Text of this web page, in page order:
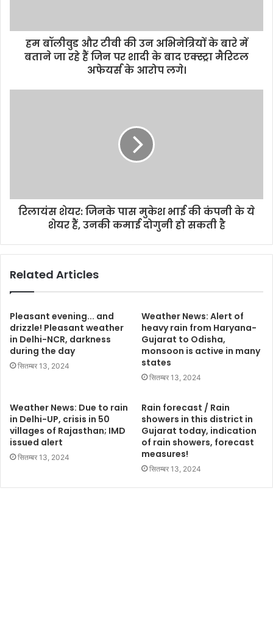
हम बॉलीवुड और टीवी की उन अभिनेत्रियों के बारे में
बताने जा रहे हैं जिन पर शादी के बाद एक्स्ट्रा मैरिटल
अफेयर्स के आरोप लगे।
रिलायंस शेयर: जिनके पास मुकेश भाई की कंपनी के ये
शेयर हैं, उनकी कमाई दोगुनी हो सकती है
Related Articles
Pleasant evening... and
drizzle! Pleasant weather
in Delhi-NCR, darkness
during the day
सितम्बर 13, 2024
Weather News: Alert of
heavy rain from Haryana-
Gujarat to Odisha,
monsoon is active in many
states
सितम्बर 13, 2024
Weather News: Due to rain
in Delhi-UP, crisis in 50
villages of Rajasthan; IMD
issued alert
सितम्बर 13, 2024
Rain forecast / Rain
showers in this district in
Gujarat today, indication
of rain showers, forecast
measures!
सितम्बर 13, 2024